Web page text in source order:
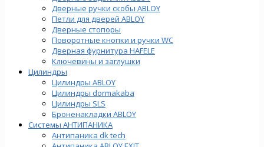
Дверные ручки скобы ABLOY
Петли для дверей ABLOY
Дверные стопоры
Поворотные кнопки и ручки WC
Дверная фурнитура HAFELE
Ключевины и заглушки
Цилиндры
Цилиндры ABLOY
Цилиндры dormakaba
Цилиндры SLS
Броненакладки ABLOY
Системы АНТИПАНИКА
Антипаника dk tech